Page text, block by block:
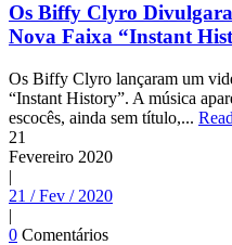
Os Biffy Clyro
Nova Faixa “Instant
Os Biffy Clyro lançaram um
“Instant History”. A música
escocês, ainda sem título,...
21
Fevereiro 2020
|
21 / Fev / 2020
|
0 Comentários